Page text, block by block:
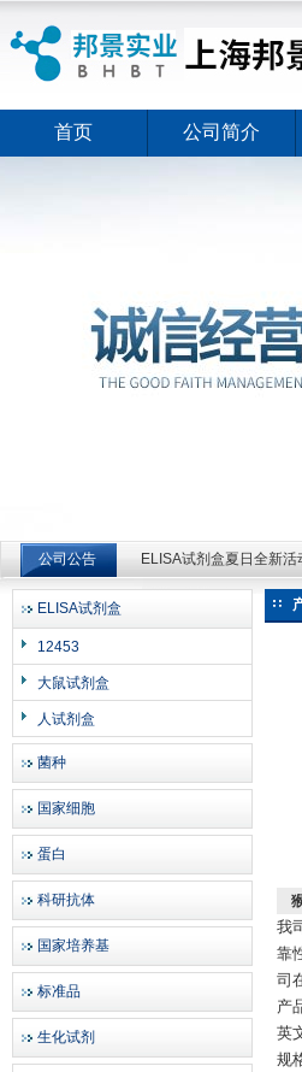
上海邦景实业有限公司
首页 公司简介
公司公告 ELISA试剂盒夏日全新
ELISA试剂盒夏日全新活
ELISA试剂盒
12453
大鼠试剂盒
人试剂盒
菌种
国家细胞
蛋白
科研抗体
国家培养基
标准品
生化试剂
我司
靠
司
产
英
规